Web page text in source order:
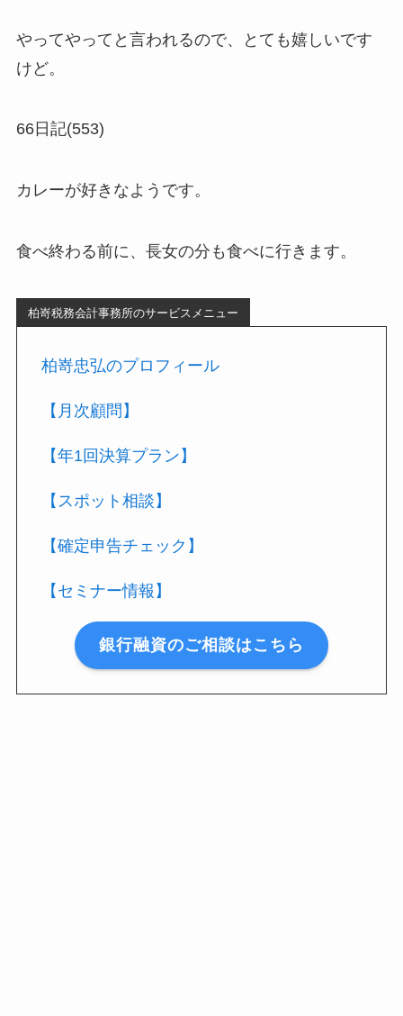
やってやってと言われるので、とても嬉しいです
けど。
66日記(553)
カレーが好きなようです。
食べ終わる前に、長女の分も食べに行きます。
柏嵜税務会計事務所のサービスメニュー
柏嵜忠弘のプロフィール
【月次顧問】
【年1回決算プラン】
【スポット相談】
【確定申告チェック】
【セミナー情報】
銀行融資のご相談はこちら